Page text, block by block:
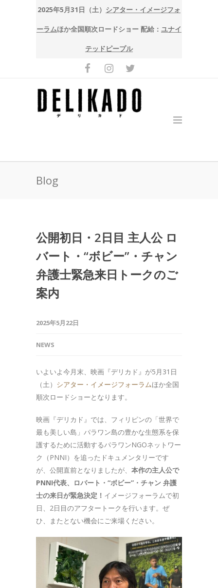
2025年5月31日（土） シアター・イメージフォ
ーラムほか全国順次ロードショー 配給： ユナイ
テッドピープル
Blog
公開初日・2日目 主人公 ロ
バート・“ボビー”・チャン
弁護士緊急来日トークのご
案内
2025年5月22日
NEWS
いよいよ今月末、映画『デリカド』が5月31日
（土） シアター・イメージフォーラムほか全国
順次ロードショーとなります。
映画『デリカド』では、フィリピンの「世界で
最も美しい島」パラワン島の豊かな生態系を保
護するために活動するパラワンNGOネットワー
ク（PNNI）を追ったドキュメンタリーです
が、公開直前となりましたが、 本作の主人公で
PNNI代表、ロバート・“ボビー”・チャン 弁護
士の来日が緊急決定！ イメージフォーラムで初
日、2日目のアフタートークを行います。ぜ
ひ、またとない機会にご来場ください。